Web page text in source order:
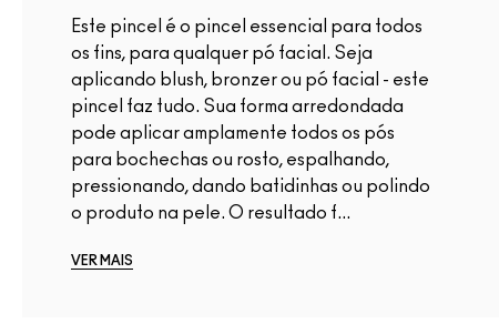
Este pincel é o pincel essencial para todos
os fins, para qualquer pó facial. Seja
aplicando blush, bronzer ou pó facial - este
pincel faz tudo. Sua forma arredondada
pode aplicar amplamente todos os pós
para bochechas ou rosto, espalhando,
pressionando, dando batidinhas ou polindo
o produto na pele. O resultado f...
VER MAIS